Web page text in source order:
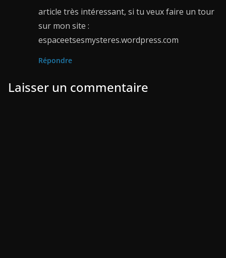
article très intéressant, si tu veux faire un tour
sur mon site :
espaceetsesmysteres.wordpress.com
Répondre
Laisser un commentaire